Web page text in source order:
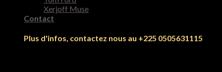
Xerjoff Muse
Contact
Plus d'infos, contactez nous au +225 0505631115